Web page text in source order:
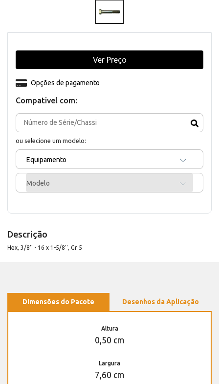
Compativel com:
ou selecione um modelo:
Equipamento
Modelo
Opções de pagamento
Ver Preço
Descrição
Hex, 3/8'' - 16 x 1-5/8'', Gr 5
Dimensões do Pacote Desenhos da Aplicação
Altura
0,50 cm
Largura
7,60 cm